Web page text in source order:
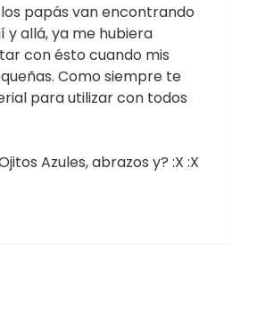
papás van encontrando
y allá, ya me hubiera
con ésto cuando mis
Como siempre te
para utilizar con todos
Azules, abrazos y? :X :X